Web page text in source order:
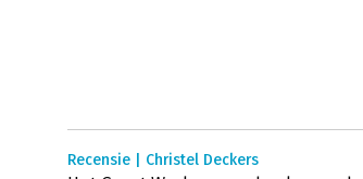
Recensie | Christel Deckers